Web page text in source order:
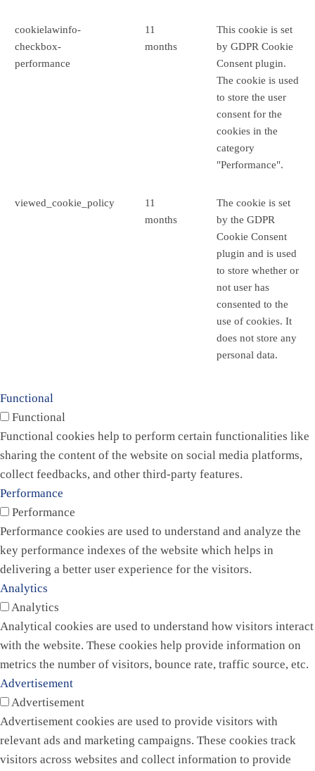
cookielawinfo-
checkbox-
performance
11
months
This cookie is set
by GDPR Cookie
Consent plugin.
The cookie is used
to store the user
consent for the
cookies in the
category
"Performance".
viewed_cookie_policy
11
months
The cookie is set
by the GDPR
Cookie Consent
plugin and is used
to store whether or
not user has
consented to the
use of cookies. It
does not store any
personal data.
Functional
Functional
Functional cookies help to perform certain functionalities like
sharing the content of the website on social media platforms,
collect feedbacks, and other third-party features.
Performance
Performance
Performance cookies are used to understand and analyze the
key performance indexes of the website which helps in
delivering a better user experience for the visitors.
Analytics
Analytics
Analytical cookies are used to understand how visitors interact
with the website. These cookies help provide information on
metrics the number of visitors, bounce rate, traffic source, etc.
Advertisement
Advertisement
Advertisement cookies are used to provide visitors with
relevant ads and marketing campaigns. These cookies track
visitors across websites and collect information to provide